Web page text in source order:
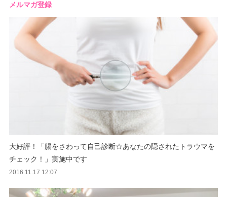
メルマガ登録
大好評！「腸をさわって自己診断☆あなたの隠されたトラウマを
チェック！」実施中です
2016.11.17 12:07